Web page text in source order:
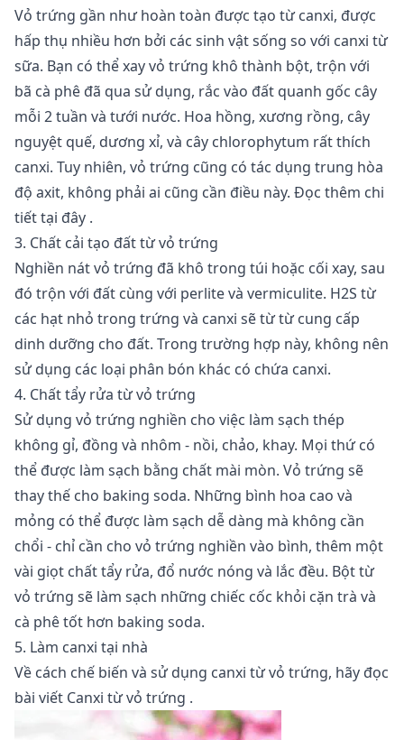
Vỏ trứng gần như hoàn toàn được tạo từ canxi, được
hấp thụ nhiều hơn bởi các sinh vật sống so với canxi từ
sữa. Bạn có thể xay vỏ trứng khô thành bột, trộn với
bã cà phê đã qua sử dụng, rắc vào đất quanh gốc cây
mỗi 2 tuần và tưới nước. Hoa hồng, xương rồng, cây
nguyệt quế, dương xỉ, và cây chlorophytum rất thích
canxi. Tuy nhiên, vỏ trứng cũng có tác dụng trung hòa
độ axit, không phải ai cũng cần điều này. Đọc thêm chi
tiếttại đây .
3. Chất cải tạo đất từ vỏ trứng
Nghiền nát vỏ trứng đã khô trong túi hoặc cối xay, sau
đó trộn với đất cùng với perlite và vermiculite. H2S từ
các hạt nhỏ trong trứng và canxi sẽ từ từ cung cấp
dinh dưỡng cho đất. Trong trường hợp này, không nên
sử dụng các loại phân bón khác có chứa canxi.
4. Chất tẩy rửa từ vỏ trứng
Sử dụng vỏ trứng nghiền cho việc làm sạch thép
không gỉ, đồng và nhôm - nồi, chảo, khay. Mọi thứ có
thể được làm sạch bằng chất mài mòn. Vỏ trứng sẽ
thay thế cho baking soda. Những bình hoa cao và
mỏng có thể được làm sạch dễ dàng mà không cần
chổi - chỉ cần cho vỏ trứng nghiền vào bình, thêm một
vài giọt chất tẩy rửa, đổ nước nóng và lắc đều. Bột từ
vỏ trứng sẽ làm sạch những chiếc cốc khỏi cặn trà và
cà phê tốt hơn baking soda.
5. Làm canxi tại nhà
Về cách chế biến và sử dụng canxi từ vỏ trứng, hãy đọc
bài viết Canxi từ vỏ trứng .